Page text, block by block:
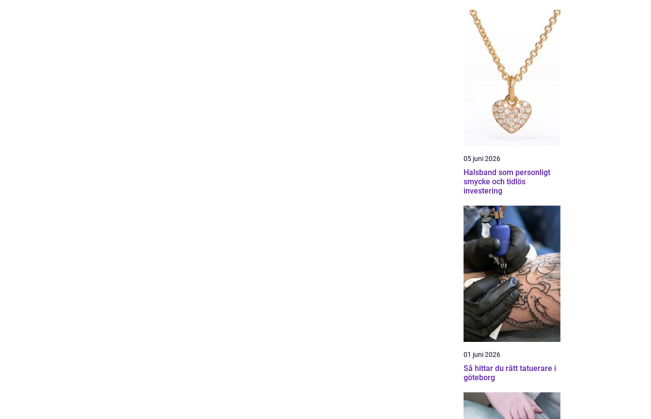
05 juni 2026
Halsband som personligt
smycke och tidlös
investering
01 juni 2026
Så hittar du rätt tatuerare i
göteborg